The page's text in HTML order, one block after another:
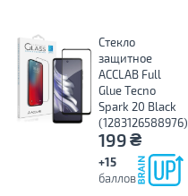
Стекло
защитное
ACCLAB Full
Glue Tecno
Spark 20 Black
(1283126588976)
199₴
+15
баллов